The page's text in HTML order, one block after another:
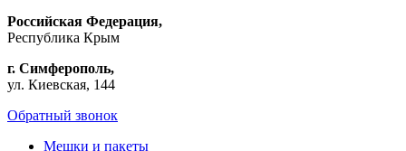
Российская Федерация,
Республика Крым
г. Симферополь,
ул. Киевская, 144
Обратный звонок
Мешки и пакеты